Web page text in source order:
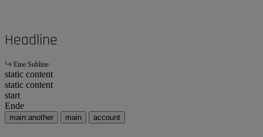
Headline
Eine Subline
static content
static content
start
Ende
main:another main account